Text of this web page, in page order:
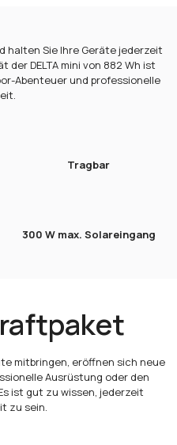
halten Sie Ihre Geräte jederzeit
DELTA mini von 882 Wh ist
Abenteuer und professionelle
Tragbar
300 W max. Solareingang
mitbringen, eröffnen sich neue
Ausrüstung oder den
ist gut zu wissen, jederzeit
zu sein.